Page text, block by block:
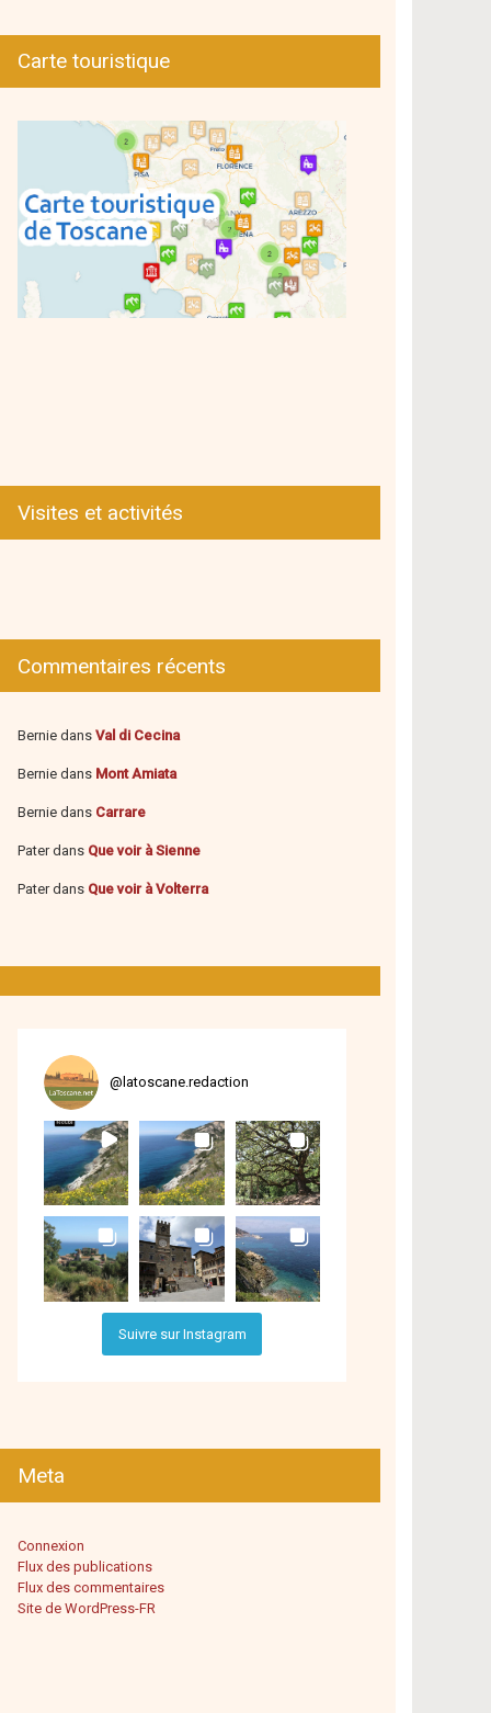
Carte touristique
Visites et activités
Commentaires récents
Bernie dans Val di Cecina
Bernie dans Mont Amiata
Bernie dans Carrare
Paterdans Que voir à Sienne
Paterdans Que voir à Volterra
@ latoscane.redaction
Suivre sur Instagram
Meta
Connexion
Flux des publications
Flux des commentaires
Site de WordPress-FR